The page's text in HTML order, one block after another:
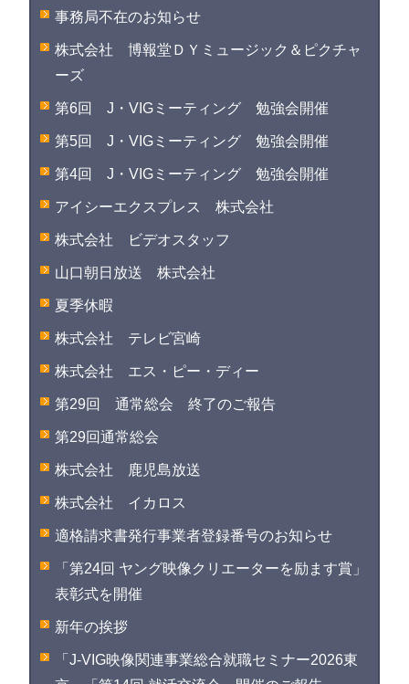
事務局不在のお知らせ
株式会社 博報堂ＤＹミュージック＆ピクチャ
ーズ
第6回 J・VIGミーティング 勉強会開催
第5回 J・VIGミーティング 勉強会開催
第4回 J・VIGミーティング 勉強会開催
アイシーエクスプレス 株式会社
株式会社 ビデオスタッフ
山口朝日放送 株式会社
夏季休暇
株式会社 テレビ宮崎
株式会社 エス・ピー・ディー
第29回 通常総会 終了のご報告
第29回通常総会
株式会社 鹿児島放送
株式会社 イカロス
適格請求書発行事業者登録番号のお知らせ
「第24回 ヤング映像クリエーターを励ます賞」
表彰式を開催
新年の挨拶
「J-VIG映像関連事業総合就職セミナー2026東